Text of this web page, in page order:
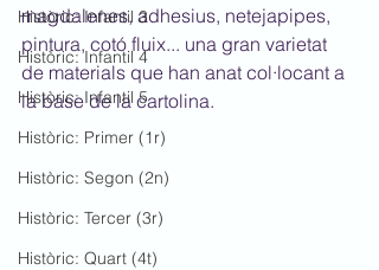
Històric: Infantil 3
Històric: Infantil 4
Històric: Infantil 5
Històric: Primer (1r)
Històric: Segon (2n)
Històric: Tercer (3r)
Històric: Quart (4t)
magdalenes, adhesius, netejapipes,
pintura, cotó fluix... una gran varietat
de materials que han anat col·locant a
la base de la cartolina.